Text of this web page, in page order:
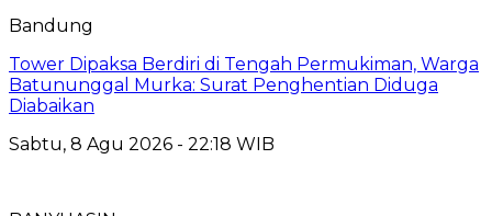
Bandung
Tower Dipaksa Berdiri di Tengah Permukiman, Warga
Batununggal Murka: Surat Penghentian Diduga
Diabaikan
Sabtu, 8 Agu 2026 - 22:18 WIB